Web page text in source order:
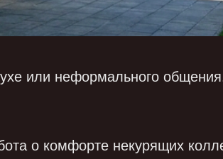
или неформального
о комфорте некурящих